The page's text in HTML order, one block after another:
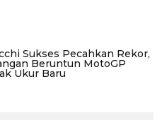
Sukses Pecahkan Rekor,
Beruntun MotoGP
Ukur Baru